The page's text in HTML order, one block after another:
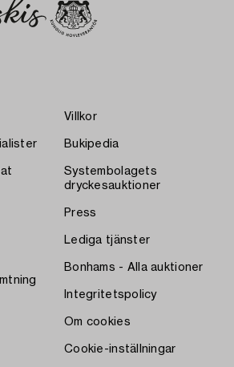
Villkor
Bukipedia
Systembolagets
dryckesauktioner
Press
Lediga tjänster
Bonhams - Alla auktioner
Integritetspolicy
Om cookies
Cookie-inställningar